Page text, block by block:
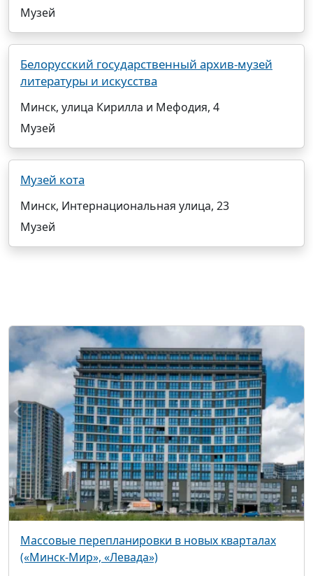
Музей
Белорусский государственный архив-музей
литературы и искусства
Минск, улица Кирилла и Мефодия, 4
Музей
Музей кота
Минск, Интернациональная улица, 23
Музей
Массовые перепланировки в новых кварталах
(«Минск-Мир», «Левада»)